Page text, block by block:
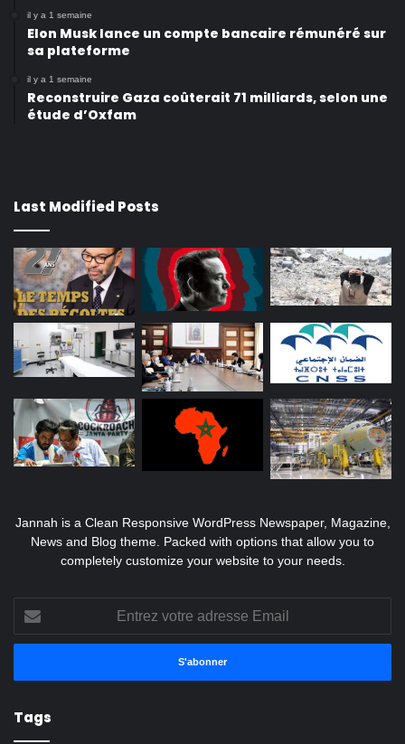
il y a 1 semaine
Elon Musk lance un compte bancaire rémunéré sur
sa plateforme
il y a 1 semaine
Reconstruire Gaza coûterait 71 milliards, selon une
étude d’Oxfam
Last Modified Posts
Jannah is a Clean Responsive WordPress Newspaper, Magazine,
News and Blog theme. Packed with options that allow you to
completely customize your website to your needs.
votre
adresse
Tags